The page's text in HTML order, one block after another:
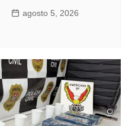
agosto 5, 2026